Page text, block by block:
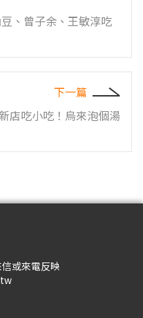
、曾子余、王敏淳吃
下一篇
店吃小吃！烏來泡個湯
或來電反映